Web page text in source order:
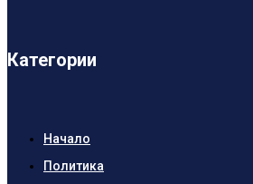
Категории
Начало
Политика